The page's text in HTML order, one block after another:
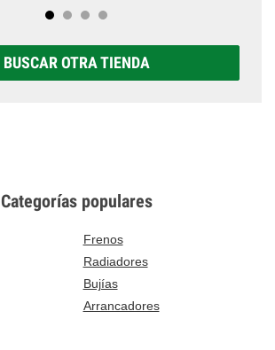
BUSCAR OTRA TIENDA
Categorías populares
Frenos
Radiadores
Bujías
Arrancadores